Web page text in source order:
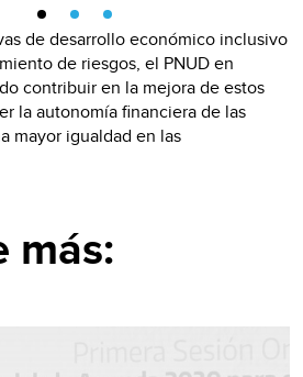
de desarrollo económico inclusivo
de riesgos, el PNUD en
contribuir en la mejora de estos
la autonomía financiera de las
mayor igualdad en las
más: